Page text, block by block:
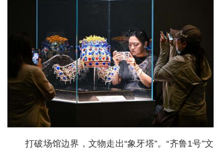
打破场馆边界，文物走出“象牙塔”。“齐鲁1号”文